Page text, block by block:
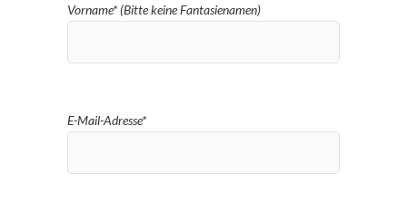
Vorname* (Bitte keine Fantasienamen)
E-Mail-Adresse*